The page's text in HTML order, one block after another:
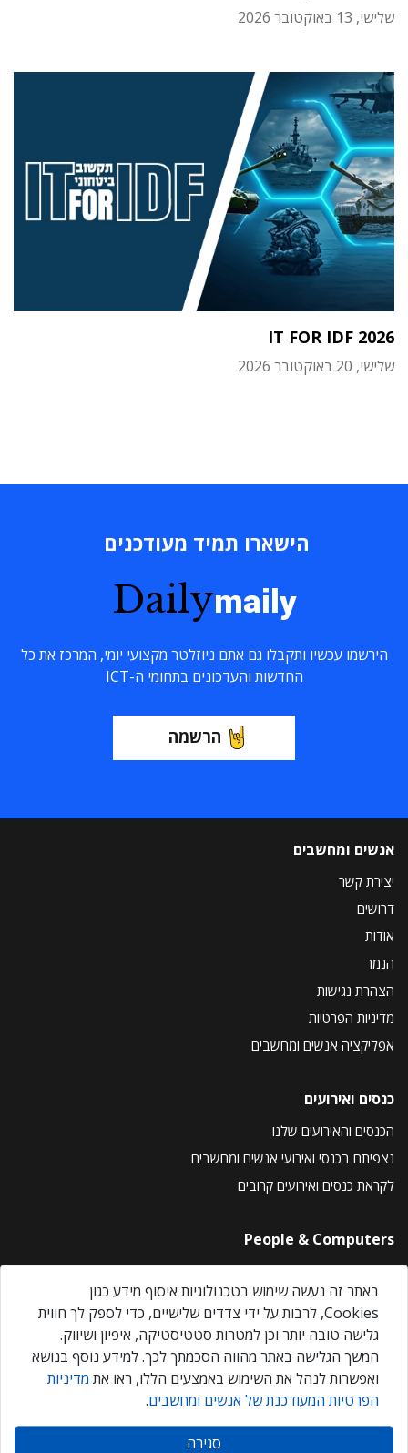
שלישי, 13 באוקטובר 2026
IT FOR IDF 2026
שלישי, 20 באוקטובר 2026
הישארו תמיד מעודכנים
Dailymaily
הירשמו עכשיו ותקבלו גם אתם ניוזלטר מקצועי יומי, המרכז את כל
החדשות והעדכונים בתחומי ה-ICT
הרשמה
אנשים ומחשבים
יצירת קשר
דרושים
אודות
הנמר
הצהרת נגישות
מדיניות הפרטיות
אפליקציה אנשים ומחשבים
כנסים ואירועים
הכנסים והאירועים שלנו
נצפיתם בכנסי ואירועי אנשים ומחשבים
לקראת כנסים ואירועים קרובים
People & Computers
About Us
Privacy Policy
Contact Us
Our Events
אנשים ומחשבים © 2026 – כל הזכויות שמורות
באתר זה נעשה שימוש בטכנולוגיות איסוף מידע כגון
Cookies, לרבות על ידי צדדים שלישיים, כדי לספק לך חווית
גלישה טובה יותר וכן למטרות סטטיסטיקה, איפיון ושיווק.
המשך הגלישה באתר מהווה הסכמתך לכך. למידע נוסף בנושא
ואפשרות לנהל את השימוש באמצעים הללו, ראו את מדיניות
הפרטיות המעודכנת של אנשים ומחשבים.
סגירה